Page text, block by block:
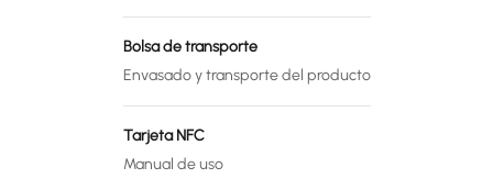
Bolsa de transporte
Envasado y transporte del producto
Tarjeta NFC
Manual de uso